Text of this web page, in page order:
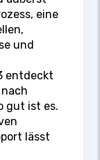
eine
und
entdeckt
gut ist es.
lässt